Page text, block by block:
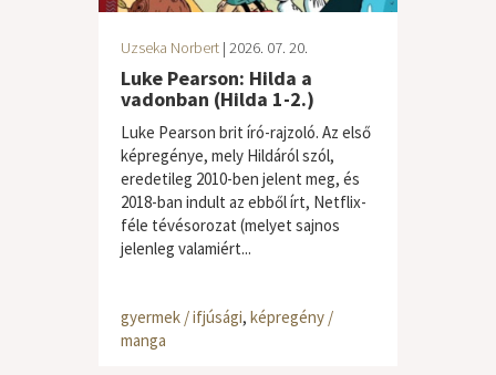
Uzseka Norbert | 2026. 07. 20.
Luke Pearson: Hilda a
vadonban (Hilda 1-2.)
Luke Pearson brit író-rajzoló. Az első
képregénye, mely Hildáról szól,
eredetileg 2010-ben jelent meg, és
2018-ban indult az ebből írt, Netflix-
féle tévésorozat (melyet sajnos
jelenleg valamiért...
gyermek / ifjúsági, képregény /
manga